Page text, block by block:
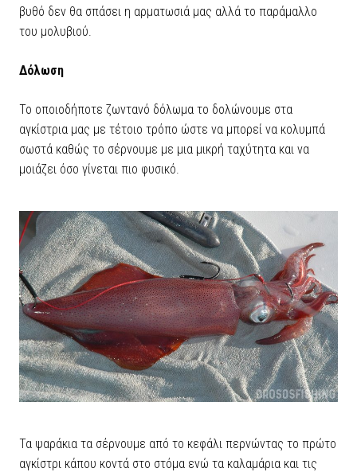
βυθό δεν θα σπάσει η αρματωσιά μας αλλά το παράμαλλο
του μολυβιού.
Δόλωση
Το οποιοδήποτε ζωντανό δόλωμα το δολώνουμε στα
αγκίστρια μας με τέτοιο τρόπο ώστε να μπορεί να κολυμπά
σωστά καθώς το σέρνουμε με μια μικρή ταχύτητα και να
μοιάζει όσο γίνεται πιο φυσικό.
Τα ψαράκια τα σέρνουμε από το κεφάλι περνώντας το πρώτο
αγκίστρι κάπου κοντά στο στόμα ενώ τα καλαμάρια και τις